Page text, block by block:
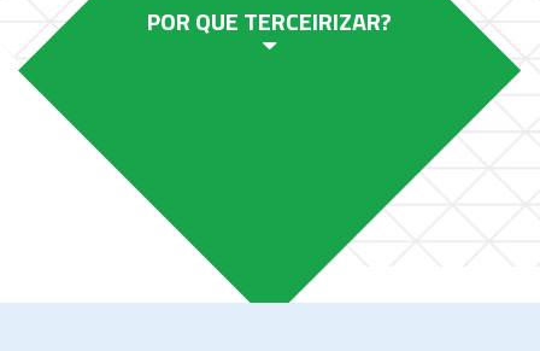
POR QUE TERCEIRIZAR?